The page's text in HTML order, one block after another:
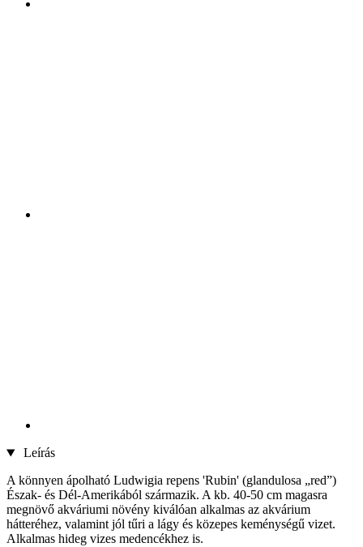
Leírás
A könnyen ápolható Ludwigia repens 'Rubin' (glandulosa „red”)
Észak- és Dél-Amerikából származik. A kb. 40-50 cm magasra
megnövő akváriumi növény kiválóan alkalmas az akvárium
hátteréhez, valamint jól tűri a lágy és közepes keménységű vizet.
Alkalmas hideg vizes medencékhez is.